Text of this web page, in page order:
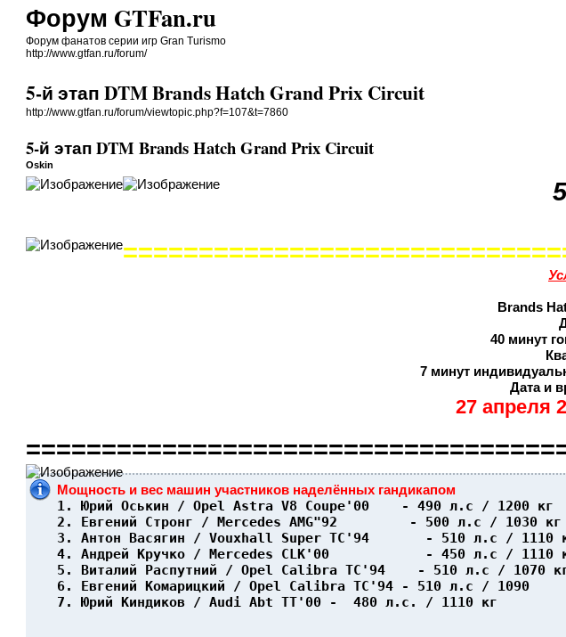
Форум GTFan.ru
Форум фанатов серии игр Gran Turismo
http://www.gtfan.ru/forum/
5-й этап DTM Brands Hatch Grand Prix Circuit
http://www.gtfan.ru/forum/viewtopic.php?f=107&t=7860
5-й этап DTM Brands Hatch Grand Prix Circuit
Oskin
Brands
40 минут
7 минут
Дата и
27 апреля
Мощность и вес машин участников наделённых гандикапом
1. Юрий Оськин / Opel Astra V8 Coupe'00    - 490 л.с / 1200 кг
2. Евгений Стронг / Mercedes AMG"92         - 500 л.с / 1030 кг
3. Антон Васягин / Vouxhall Super TC'94       - 510 л.с / 1110
4. Андрей Кручко / Mercedes CLK'00            - 450 л.с / 1110
5. Виталий Распутний / Opel Calibra TC'94    - 510 л.с / 1070
6. Евгений Комарицкий / Opel Calibra TC'94 - 510 л.с / 1090
7. Юрий Киндиков / Audi Abt TT'00 -  480 л.с. / 1110 кг